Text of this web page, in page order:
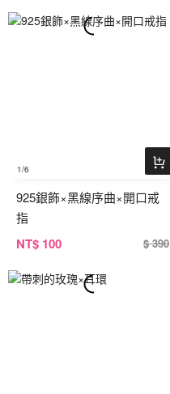
1/6
925銀飾×黑線序曲×開口戒
指
NT$ 100 $ 390